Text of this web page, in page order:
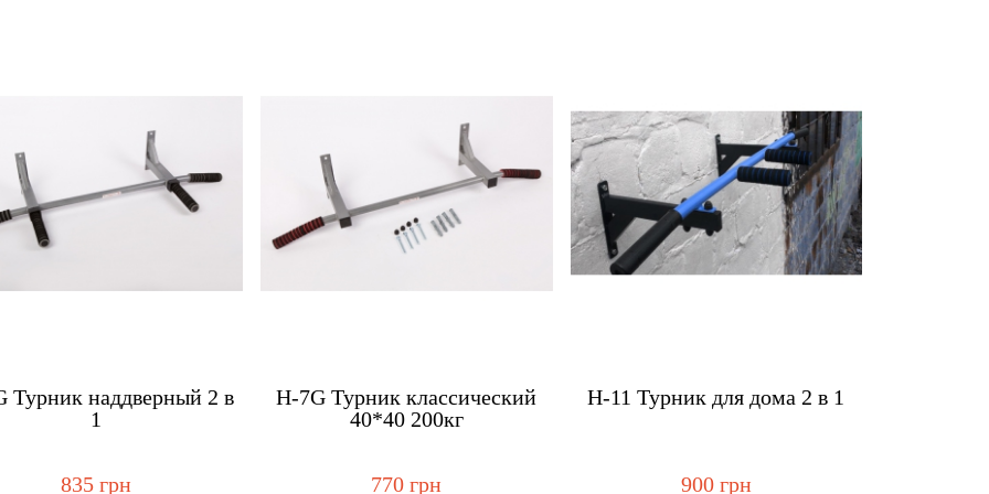
Турник наддверный 2 в
1
835 грн
H-7G Турник классический
40*40 200кг
770 грн
H-11 Турник для дома 2 в 1
900 грн